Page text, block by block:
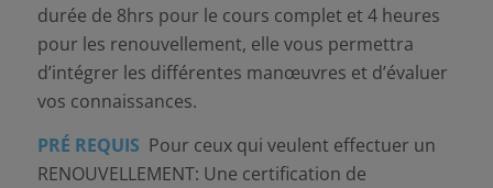
durée de 8hrs pour le cours complet et 4 heures
pour les renouvellement, elle vous permettra
d’intégrer les différentes manœuvres et d’évaluer
vos connaissances.
PRÉ REQUIS Pour ceux qui veulent effectuer un
RENOUVELLEMENT: Une certification de